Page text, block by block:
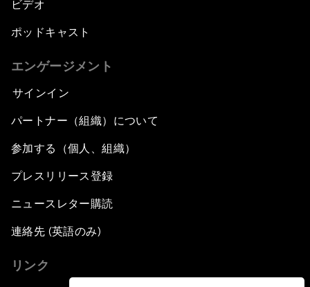
ビデオ
ポッドキャスト
エンゲージメント
サインイン
パートナー（組織）について
参加する（個人、組織）
プレスリリース登録
ニュースレター購読
連絡先 (英語のみ)
リンク